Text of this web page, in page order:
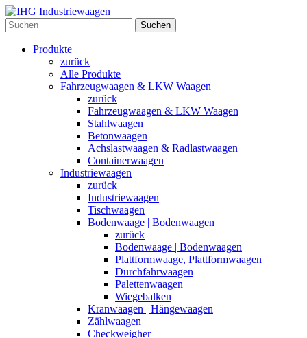
Suchen
Produkte
zurück
Alle Produkte
Fahrzeugwaagen & LKW Waagen
zurück
Fahrzeugwaagen & LKW Waagen
Stahlwaagen
Betonwaagen
Achslastwaagen & Radlastwaagen
Containerwaagen
Industriewaagen
zurück
Industriewaagen
Tischwaagen
Bodenwaage | Bodenwaagen
zurück
Bodenwaage | Bodenwaagen
Plattformwaage, Plattformwaagen
Durchfahrwaagen
Palettenwaagen
Wiegebalken
Kranwaagen | Hängewaagen
Zählwaagen
Checkweigher